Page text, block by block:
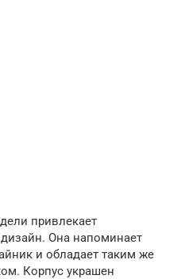
привлекает
Она напоминает
и обладает таким же
Корпус украшен